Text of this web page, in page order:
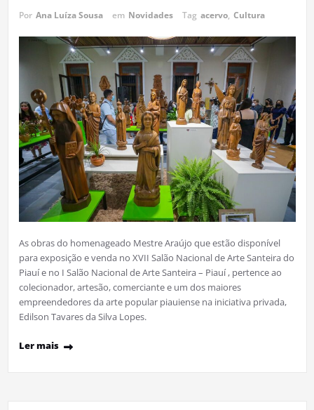
Por Ana Luíza Sousa em Novidades Tag acervo, Cultura
As obras do homenageado Mestre Araújo que estão disponível
para exposição e venda no XVII Salão Nacional de Arte Santeira do
Piauí e no I Salão Nacional de Arte Santeira – Piauí , pertence ao
colecionador, artesão, comerciante e um dos maiores
empreendedores da arte popular piauiense na iniciativa privada,
Edilson Tavares da Silva Lopes.
Ler mais